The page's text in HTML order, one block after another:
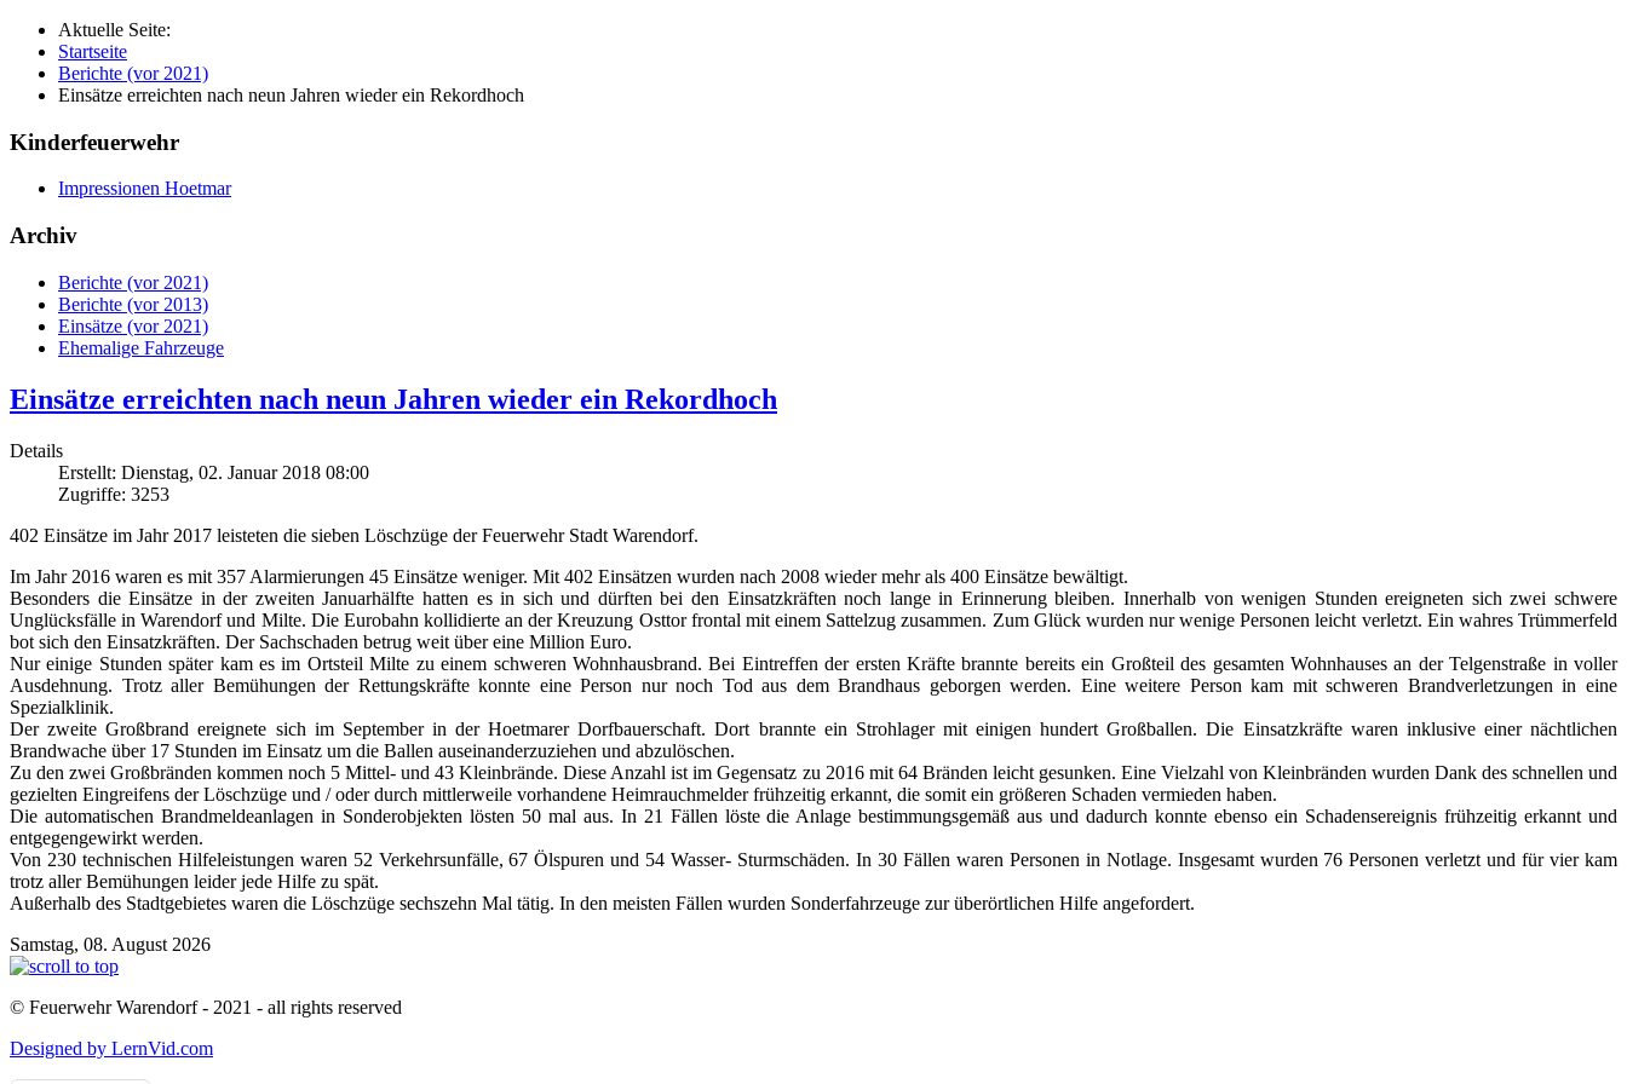
Aktuelle Seite:
Startseite
Berichte (vor 2021)
Einsätze erreichten nach neun Jahren wieder ein Rekordhoch
Kinderfeuerwehr
Impressionen Hoetmar
Archiv
Berichte (vor 2021)
Berichte (vor 2013)
Einsätze (vor 2021)
Ehemalige Fahrzeuge
Einsätze erreichten nach neun Jahren wieder ein Rekordhoch
Details
Erstellt: Dienstag, 02. Januar 2018 08:00
Zugriffe: 3253
402 Einsätze im Jahr 2017 leisteten die sieben Löschzüge der Feuerwehr Stadt Warendorf.
Im Jahr 2016 waren es mit 357 Alarmierungen 45 Einsätze weniger. Mit 402 Einsätzen wurden nach 2008 wieder mehr als 400 Einsätze bewältigt.
Besonders die Einsätze in der zweiten Januarhälfte hatten es in sich und dürften bei den Einsatzkräften noch lange in Erinnerung bleiben. Innerhalb von wenigen Stunden ereigneten sich zwei schwere
Unglücksfälle in Warendorf und Milte. Die Eurobahn kollidierte an der Kreuzung Osttor frontal mit einem Sattelzug zusammen. Zum Glück wurden nur wenige Personen leicht verletzt. Ein wahres Trümmerfeld
bot sich den Einsatzkräften. Der Sachschaden betrug weit über eine Million Euro.
Nur einige Stunden später kam es im Ortsteil Milte zu einem schweren Wohnhausbrand. Bei Eintreffen der ersten Kräfte brannte bereits ein Großteil des gesamten Wohnhauses an der Telgenstraße in voller
Ausdehnung. Trotz aller Bemühungen der Rettungskräfte konnte eine Person nur noch Tod aus dem Brandhaus geborgen werden. Eine weitere Person kam mit schweren Brandverletzungen in eine
Spezialklinik.
Der zweite Großbrand ereignete sich im September in der Hoetmarer Dorfbauerschaft. Dort brannte ein Strohlager mit einigen hundert Großballen. Die Einsatzkräfte waren inklusive einer nächtlichen
Brandwache über 17 Stunden im Einsatz um die Ballen auseinanderzuziehen und abzulöschen.
Zu den zwei Großbränden kommen noch 5 Mittel- und 43 Kleinbrände. Diese Anzahl ist im Gegensatz zu 2016 mit 64 Bränden leicht gesunken. Eine Vielzahl von Kleinbränden wurden Dank des schnellen und
gezielten Eingreifens der Löschzüge und / oder durch mittlerweile vorhandene Heimrauchmelder frühzeitig erkannt, die somit ein größeren Schaden vermieden haben.
Die automatischen Brandmeldeanlagen in Sonderobjekten lösten 50 mal aus. In 21 Fällen löste die Anlage bestimmungsgemäß aus und dadurch konnte ebenso ein Schadensereignis frühzeitig erkannt und
entgegengewirkt werden.
Von 230 technischen Hilfeleistungen waren 52 Verkehrsunfälle, 67 Ölspuren und 54 Wasser- Sturmschäden. In 30 Fällen waren Personen in Notlage. Insgesamt wurden 76 Personen verletzt und für vier kam
trotz aller Bemühungen leider jede Hilfe zu spät.
Außerhalb des Stadtgebietes waren die Löschzüge sechszehn Mal tätig. In den meisten Fällen wurden Sonderfahrzeuge zur überörtlichen Hilfe angefordert.
Samstag, 08. August 2026
© Feuerwehr Warendorf - 2021 - all rights reserved
Designed by LernVid.com